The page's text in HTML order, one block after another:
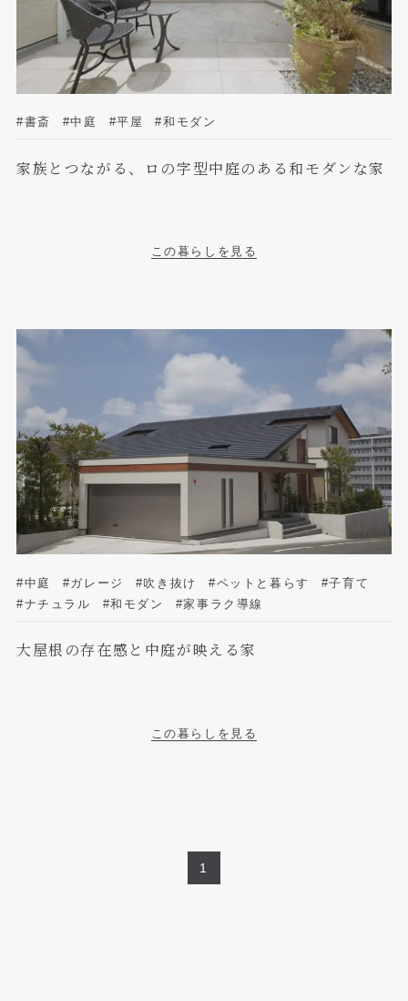
#書斎 #中庭 #平屋 #和モダン
家族とつながる、ロの字型中庭のある和モダンな家
この暮らしを見る
#中庭 #ガレージ #吹き抜け #ペットと暮らす
#子育て
#ナチュラル
#和モダン #家事ラク導線
大屋根の存在感と中庭が映える家
この暮らしを見る
1